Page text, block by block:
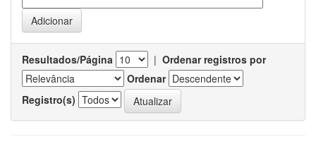
Resultados/Página | Ordenar registros por
Ordenar
Registro(s)